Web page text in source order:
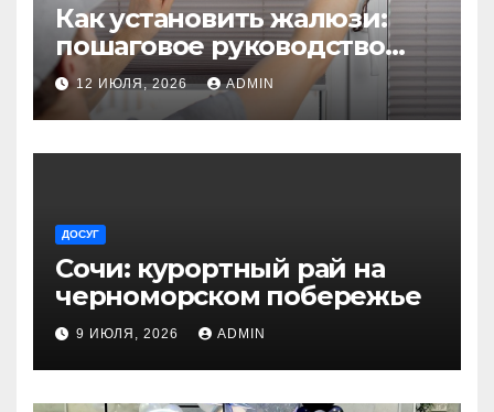
Как установить жалюзи:
пошаговое руководство
для начинающих
12 ИЮЛЯ, 2026 ADMIN
ДОСУГ
Сочи: курортный рай на
черноморском побережье
9 ИЮЛЯ, 2026 ADMIN